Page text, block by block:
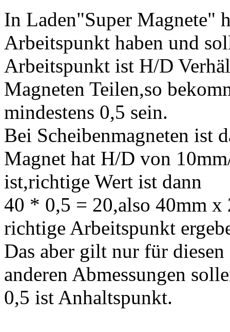
In Laden"Super Magnete"
Arbeitspunkt haben und
Arbeitspunkt ist H/D
Magneten Teilen,so
mindestens 0,5 sein.
Bei Scheibenmagneten ist
Magnet hat H/D von
ist,richtige Wert ist dann
40 * 0,5 = 20,also 40mm x
richtige Arbeitspunkt
Das aber gilt nur für
anderen Abmessungen
0,5 ist Anhaltspunkt.